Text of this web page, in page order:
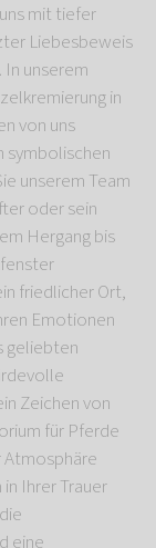
mit tiefer
Liebesbeweis
unserem
in
von uns
symbolischen
unserem Team
oder sein
Hergang bis
friedlicher Ort,
Emotionen
geliebten
Zeichen von
für Pferde
Atmosphäre
Ihrer Trauer
eine